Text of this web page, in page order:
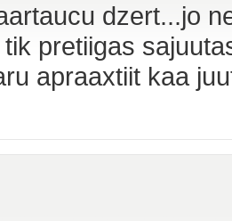
dzert...jo
pretiigas
apraaxtiit kaa